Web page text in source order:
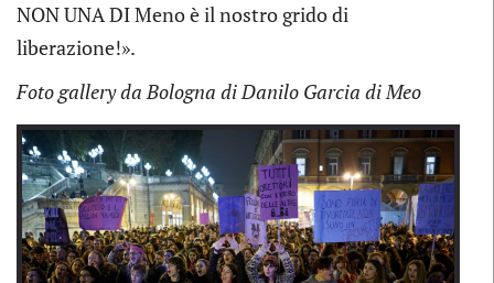
NON UNA DI Meno è il nostro grido di
liberazione!».
Foto gallery da Bologna di Danilo Garcia di Meo